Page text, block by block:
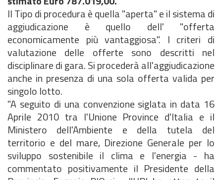
Il Tipo di procedura è quella "aperta" e il sistema di
aggiudicazione è quello dell' "offerta
economicamente più vantaggiosa". I criteri di
valutazione delle offerte sono descritti nel
disciplinare di gara. Si procederà all'aggiudicazione
anche in presenza di una sola offerta valida per
singolo lotto.
"A seguito di una convenzione siglata in data 16
Aprile 2010 tra l'Unione Province d'Italia e il
Ministero dell'Ambiente e della tutela del
territorio e del mare, Direzione Generale per lo
sviluppo sostenibile il clima e l'energia - ha
commentato positivamente il Presidente della